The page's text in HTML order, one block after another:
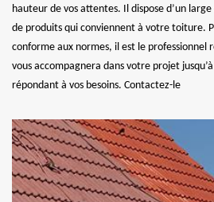
hauteur de vos attentes. Il dispose d’un
de produits qui conviennent à votre toiture.
conforme aux normes, il est le professionnel
vous accompagnera dans votre projet
répondant à vos besoins. Contactez-le